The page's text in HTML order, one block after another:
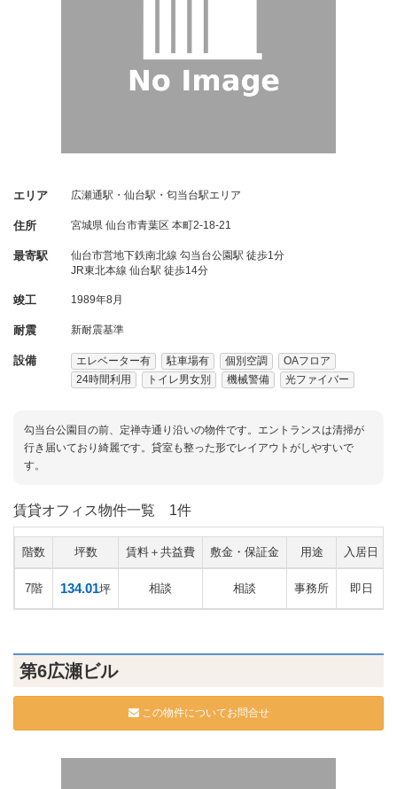
エリア 広瀬通駅・仙台駅・匂当台駅エリア
住所 宮城県 仙台市青葉区 本町2-18-21
最寄駅
仙台市営地下鉄南北線 勾当台公園駅 徒歩1分
JR東北本線 仙台駅 徒歩14分
竣工 1989年8月
耐震 新耐震基準
設備 エレベーター有 駐車場有 個別空調
OAフロア
24時間利用
トイレ男女別 機械警備 光ファイバー
勾当台公園目の前、定禅寺通り沿いの物件です。エントランスは清掃が
行き届いており綺麗です。貸室も整った形でレイアウトがしやすいで
す。
賃貸オフィス物件一覧 1件
階数 坪数 賃料＋共益費 敷金・保証金 用途 入居日
7階 134.01坪 相談 相談 事務所 即日
第6広瀬ビル
この物件についてお問合せ